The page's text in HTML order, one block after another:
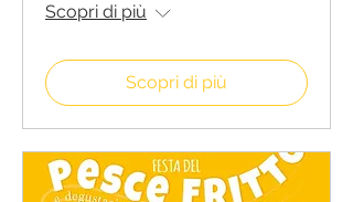
Scopri di più
Scopri di più